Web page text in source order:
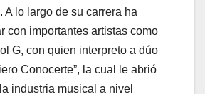
A lo largo de su carrera ha
con importantes artistas como
G, con quien interpreto a dúo
Conocerte”, la cual le abrió
industria musical a nivel